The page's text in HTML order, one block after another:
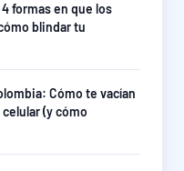
formas en que los
blindar tu
Cómo te vacían
(y cómo